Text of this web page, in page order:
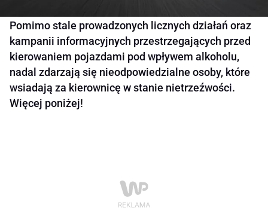
Pomimo stale prowadzonych licznych działań oraz
kampanii informacyjnych przestrzegających przed
kierowaniem pojazdami pod wpływem alkoholu,
nadal zdarzają się nieodpowiedzialne osoby, które
wsiadają za kierownicę w stanie nietrzeźwości.
Więcej poniżej!